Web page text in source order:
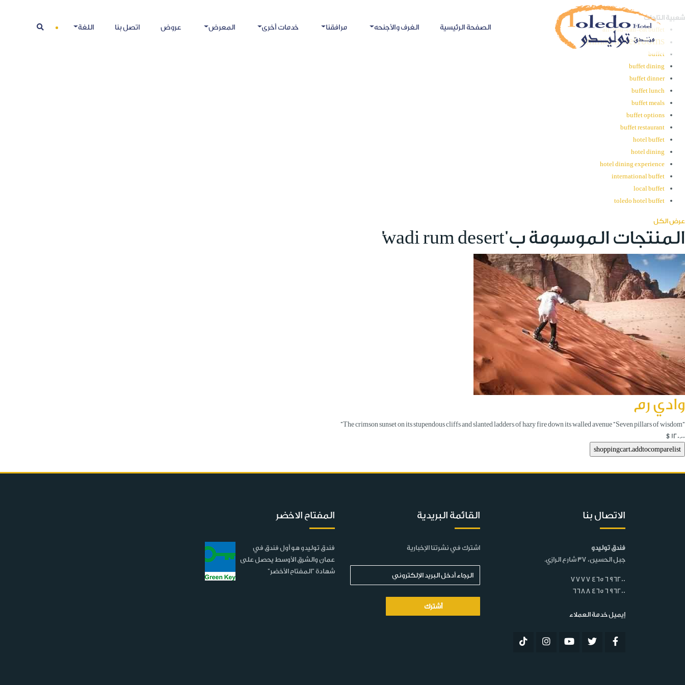
الصفحة الرئيسية الغرف والأجنحه مرافقنا خدمات أخرى المعرض عروض اتصل بنا اللغة
شعبية التاجات
all-you-can-eat buffet
amman hotel rooms
buffet
buffet dining
buffet dinner
buffet lunch
buffet meals
buffet options
buffet restaurant
hotel buffet
hotel dining
hotel dining experience
international buffet
local buffet
toledo hotel buffet
عرض الكل
المنتجات الموسومة ب 'wadi rum desert'
وادي رم
“The crimson sunset on its stupendous cliffs and slanted ladders of hazy fire down its walled avenue “Seven pillars of wisdom”
$120.00
الاتصال بنا
فندق توليدو
جبل الحسين، 37 شارع الرازي.
7777 465 6 96200
6688 465 6 96200
إيميل خدمة العملاء
القائمة البريدية
اشترك في نشرتنا الإخبارية
المفتاح الاخضر
فندق توليدو هو أول فندق في
عمان والشرق الأوسط يحصل على
شهادة "المفتاح الأخضر"